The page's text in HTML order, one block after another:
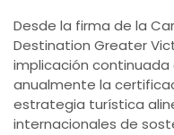
Desde la firma de la
Destination Greater
implicación
anualmente la
estrategia turística
internacionales de